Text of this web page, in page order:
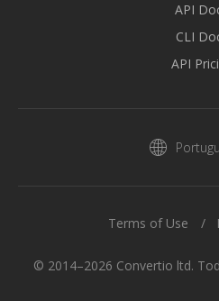
API
CLI
API
© 2014–2026 Convertio ltd.
Terms of Use